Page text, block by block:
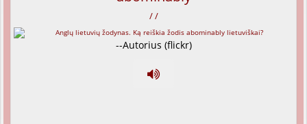
/ /
--Autorius (flickr)